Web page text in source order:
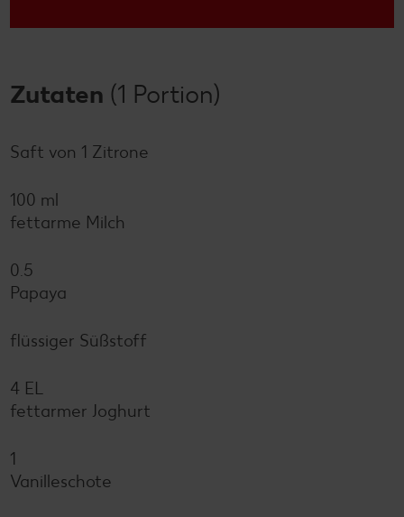
Zutaten (1 Portion)
Saft von 1 Zitrone
100 ml
fettarme Milch
0.5
Papaya
flüssiger Süßstoff
4 EL
fettarmer Joghurt
1
Vanilleschote